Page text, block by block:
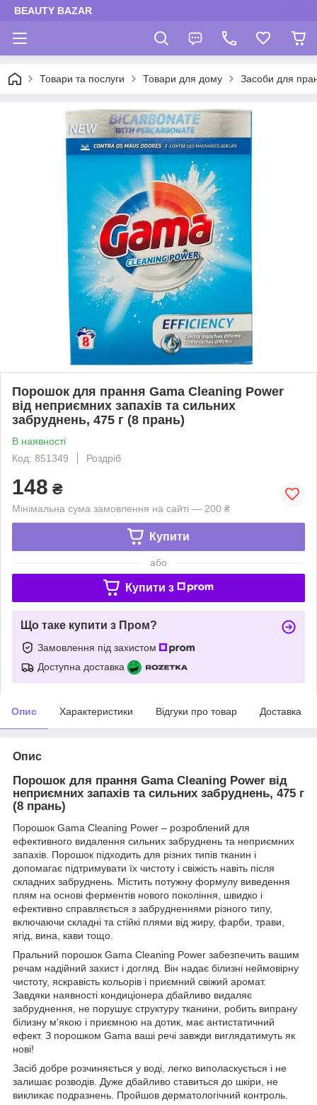
BEAUTY BAZAR
Товари та послуги Товари для дому Засоби для
Порошок для прання Gama Cleaning Power
від неприємних запахів та сильних
забруднень, 475 г (8 прань)
В наявності
Код: 851349
Роздріб
148 ₴
Мінімальна сума замовлення на сайті — 200 ₴
Купити
або
Купити з
Що таке купити з Пром?
Замовлення під захистом
Доступна доставка
Опис Характеристики Відгуки про товар Доставка
Опис
Порошок для прання Gama Cleaning Power від
неприємних запахів та сильних забруднень, 475 г
(8 прань)
Порошок Gama Cleaning Power – розроблений для
ефективного видалення сильних забруднень та неприємних
запахів. Порошок підходить для різних типів тканин і
допомагає підтримувати їх чистоту і свіжість навіть після
складних забруднень. Містить потужну формулу виведення
плям на основі ферментів нового покоління, швидко і
ефективно справляється з забрудненнями різного типу,
включаючи складні та стійкі плями від жиру, фарби, трави,
ягід, вина, кави тощо.
Пральний порошок Gama Cleaning Power забезпечить вашим
речам надійний захист і догляд. Він надає білизні неймовірну
чистоту, яскравість кольорів і приємний свіжий аромат.
Завдяки наявності кондиціонера дбайливо видаляє
забруднення, не порушує структуру тканини, робить випрану
білизну м'якою і приємною на дотик, має антистатичний
ефект. З порошком Gama ваші речі завжди виглядатимуть як
нові!
Засіб добре розчиняється у воді, легко виполаскується і не
залишає розводів. Дуже дбайливо ставиться до шкіри, не
викликає подразнень. Пройшов дерматологічний контроль.